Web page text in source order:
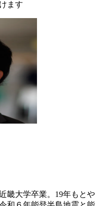
ます
畿大学卒業。19年もとや